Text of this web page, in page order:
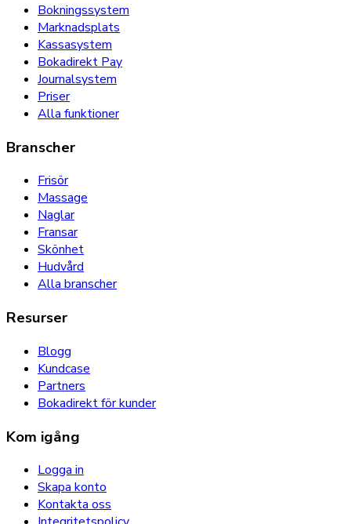
Bokningssystem
Marknadsplats
Kassasystem
Bokadirekt Pay
Journalsystem
Priser
Alla funktioner
Branscher
Frisör
Massage
Naglar
Fransar
Skönhet
Hudvård
Alla branscher
Resurser
Blogg
Kundcase
Partners
Bokadirekt för kunder
Kom igång
Logga in
Skapa konto
Kontakta oss